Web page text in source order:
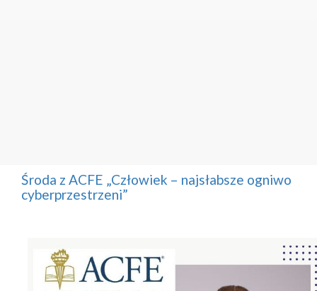
Środa z ACFE „Człowiek – najsłabsze ogniwo
cyberprzestrzeni”